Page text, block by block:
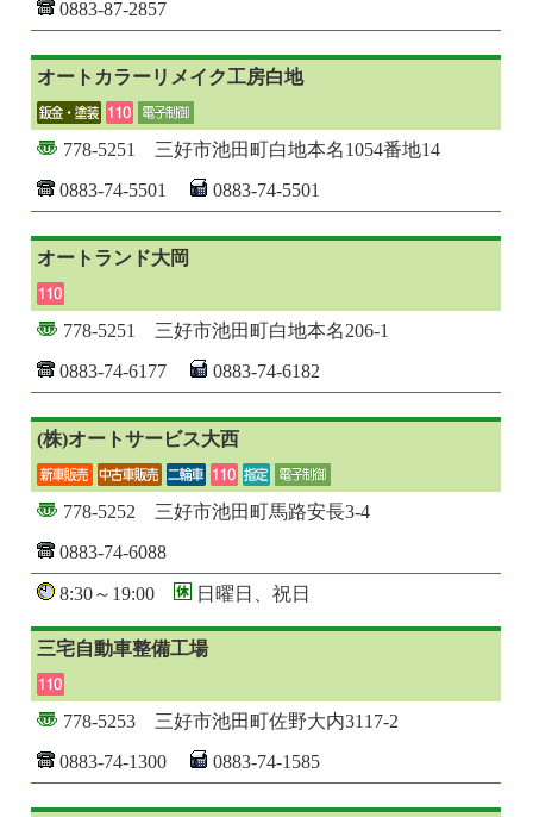
0883-87-2857
オートカラーリメイク工房白地
778-5251 三好市池田町白地本名1054番地14
0883-74-5501
0883-74-5501
オートランド大岡
778-5251 三好市池田町白地本名206-1
0883-74-6177
0883-74-6182
(株)オートサービス大西
778-5252 三好市池田町馬路安長3-4
0883-74-6088
8:30～19:00 日曜日、祝日
三宅自動車整備工場
778-5253 三好市池田町佐野大内3117-2
0883-74-1300
0883-74-1585